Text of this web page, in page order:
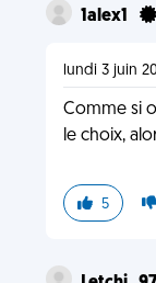
1alex1
lundi 3 juin
Comme si
le choix,
5